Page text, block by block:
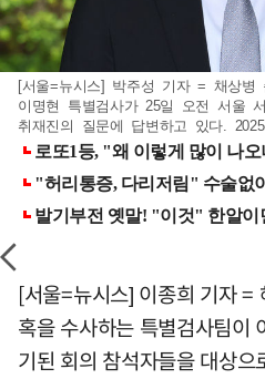
[서울=뉴시스] 박주성 기자 = 채상병
이명현 특별검사가 25일 오전 서울
취재진의 질문에 답변하고 있다.
[서울=뉴시스] 이종희 기자 =
혹을 수사하는 특별검사팀이
기된 회의 참석자들을 대상